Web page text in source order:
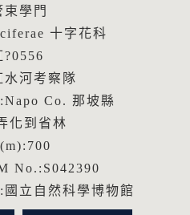
學門
十字花科
?0556
水河考察隊
Co. 那坡縣
化到省林
No.:S042390
國立自然科學博物館